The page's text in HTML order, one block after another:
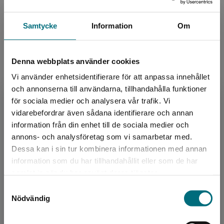
Samtycke Information Om
Denna webbplats använder cookies
Vi använder enhetsidentifierare för att anpassa innehållet
och annonserna till användarna, tillhandahålla funktioner
för sociala medier och analysera vår trafik. Vi
vidarebefordrar även sådana identifierare och annan
information från din enhet till de sociala medier och
annons- och analysföretag som vi samarbetar med.
Dessa kan i sin tur kombinera informationen med annan
information som du har tillhandahållit eller som de har
Nödvändig
Begränsad fraktregion
Det verkar som att du besöker
nyponochviljaforlag.se via en enhet utanför
Sverige. För att kunna slutföra ett köp måste
Krypto - Djupfryst
organisationen Krypto inte lyckas ta
havsmonstren till säkra vatten är risken stor
att de upptäcks. Oc...
169 krinkl. moms
Exkl. moms: 159 kr
del 5 av 8
Krypto - Djupfryst (e-bok)
Larmet har gått i Arktis. Om den topphemliga